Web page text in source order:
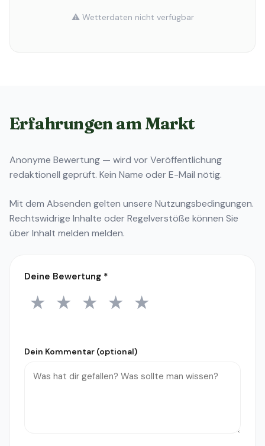
⚠️ Wetterdaten nicht verfügbar
Erfahrungen am Markt
Anonyme Bewertung — wird vor Veröffentlichung
redaktionell geprüft. Kein Name oder E-Mail nötig.
Mit dem Absenden gelten unsere Nutzungsbedingungen.
Rechtswidrige Inhalte oder Regelverstöße können Sie
überInhalt melden melden.
Deine Bewertung *
1 Stern
★ 2 Sterne
★ 3 Sterne
★ 4 Sterne
★ 5 Sterne
★
Dein Kommentar (optional)